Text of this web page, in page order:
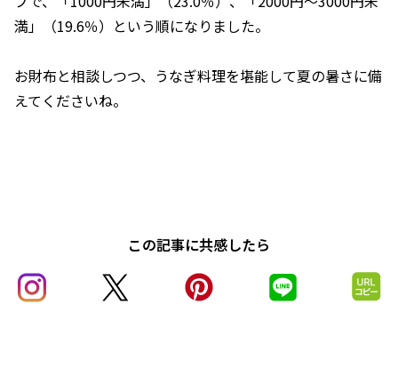
満」（19.6％）という順になりました。
お財布と相談しつつ、うなぎ料理を堪能して夏の暑さに備
えてくださいね。
この記事に共感したら